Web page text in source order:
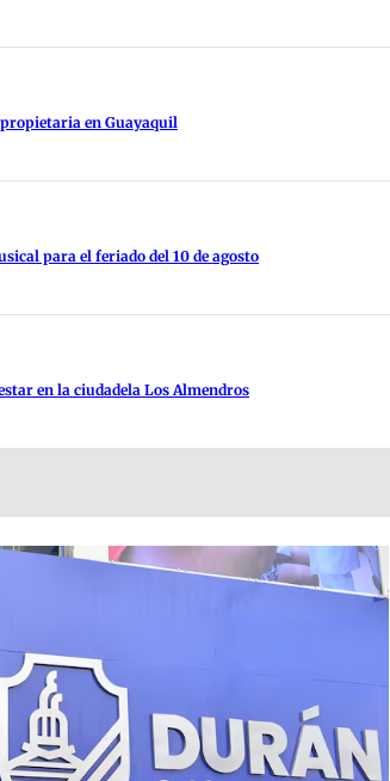
en Guayaquil
para el feriado del 10 de agosto
en la ciudadela Los Almendros